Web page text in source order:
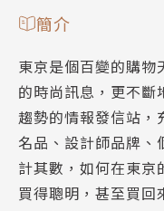
簡介
東京是個百變的購物
的時尚訊息，更不斷
趨勢的情報發信站，
名品、設計師品牌、
計其數，如何在東京
買得聰明，甚至買回